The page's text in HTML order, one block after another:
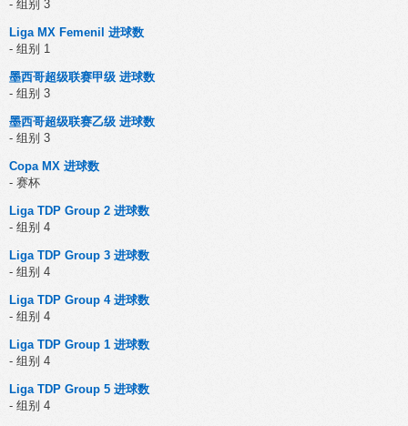
- 组别 3
Liga MX Femenil 进球数
- 组别 1
墨西哥超级联赛甲级 进球数
- 组别 3
墨西哥超级联赛乙级 进球数
- 组别 3
Copa MX 进球数
- 赛杯
Liga TDP Group 2 进球数
- 组别 4
Liga TDP Group 3 进球数
- 组别 4
Liga TDP Group 4 进球数
- 组别 4
Liga TDP Group 1 进球数
- 组别 4
Liga TDP Group 5 进球数
- 组别 4